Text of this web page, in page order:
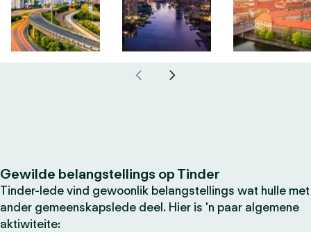
Gewilde belangstellings op Tinder
Tinder-lede vind gewoonlik belangstellings wat hulle met
ander gemeenskapslede deel. Hier is 'n paar algemene
aktiwiteite: